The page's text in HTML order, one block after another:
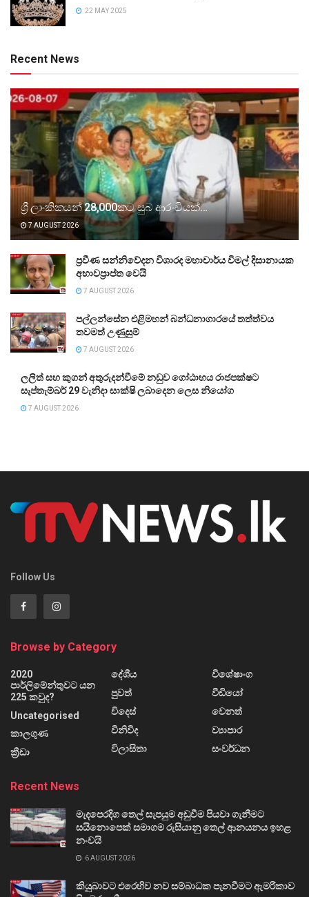
22 MAY 2025
Recent News
ශ්‍රී ලාංකිකයන් 28,000කට සුබ ආරංචියක්…
7 AUGUST 2026
ප්‍රවීණ සන්නිවේදන විශාරද මහාචාර්ය විමල් දිසානායක
අභාවප්‍රාප්ත වෙයි
7 AUGUST 2026
පල්ලන්සේන එළිමහන් බන්ධනාගාරයේ තත්ත්වය
තවමත් උණුසුම්
7 AUGUST 2026
ලලිත් සහ කුගන් අතුරුදන්වීමේ නඩුව ගෝඨාභය රාජපක්ෂට
සැප්තැම්බර් 29 වැනිදා සාක්ෂි ලබාදෙන ලෙස නියෝග
7 AUGUST 2026
Follow Us
Browse by Category
2020
පාර්ලිමේන්තුවට යන
225 කවුද?
Uncategorised
කාලගුණ
ක්‍රීඩා
දේශීය
පුවත්
විදෙස්
විනිවිද
විලාසිතා
විශේෂාංග
වීඩියෝ
වෙනත්
ව්‍යාපාර
සංවර්ධන
Recent News
මැදපෙරදිග තෙල් සැපයුම අඩුවීම පියවා ගැනීමට
සයිනොපෙක් සමාගම රුසියානු තෙල් ආනයනය ඉහළ
නංවයි
6 AUGUST 2026
කියුබාවට එරෙහිව නව සම්බාධක පැනවීමට ඇමරිකාව